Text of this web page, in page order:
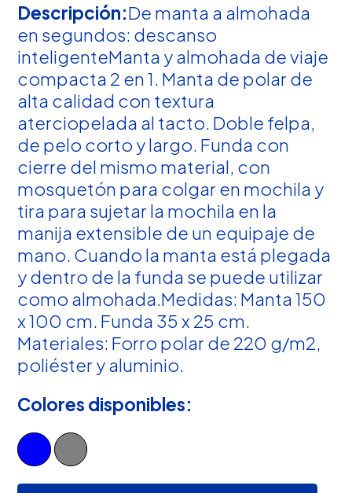
Descripción:De manta a almohada
en segundos: descanso
inteligenteManta y almohada de viaje
compacta 2 en 1. Manta de polar de
alta calidad con textura
aterciopelada al tacto. Doble felpa,
de pelo corto y largo. Funda con
cierre del mismo material, con
mosquetón para colgar en mochila y
tira para sujetar la mochila en la
manija extensible de un equipaje de
mano. Cuando la manta está plegada
y dentro de la funda se puede utilizar
como almohada.Medidas: Manta 150
x 100 cm. Funda 35 x 25 cm.
Materiales: Forro polar de 220 g/m2,
poliéster y aluminio.
Colores disponibles: